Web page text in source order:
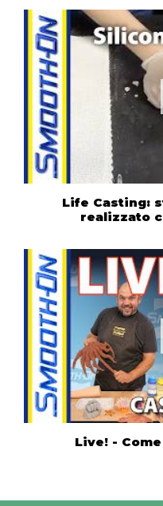
Life Casting:
realizzato
Live! -